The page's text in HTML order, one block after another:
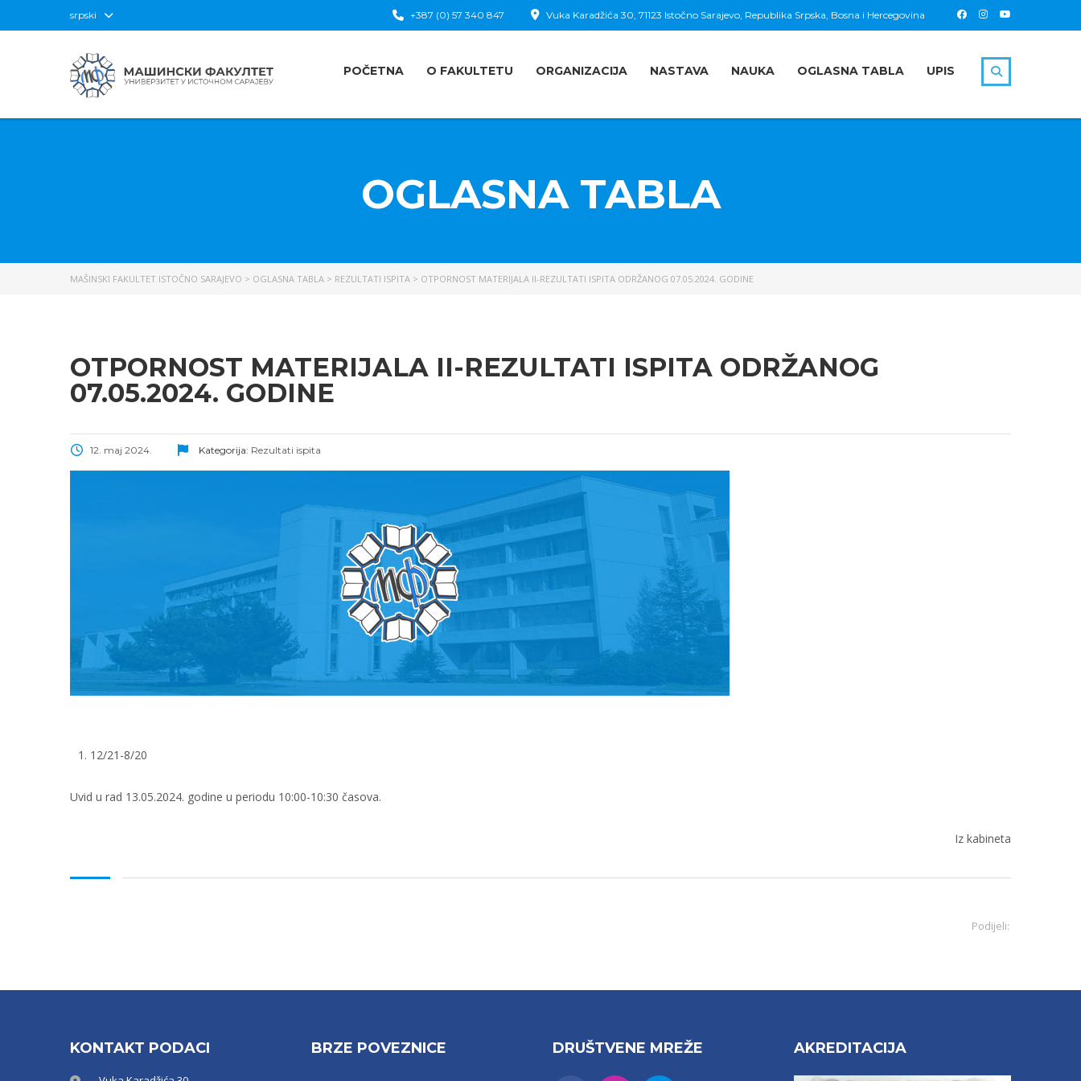
srpski Vuka Karadžića 30, 71123 Istočno Sarajevo, Republika Srpska, Bosna i Hercegovina
+387 (0) 57 340 847
POČETNA O FAKULTETU ORGANIZACIJA NASTAVA NAUKA OGLASNA TABLA UPIS
OGLASNA TABLA
MAŠINSKI FAKULTET ISTOČNO SARAJEVO > OGLASNA TABLA > REZULTATI ISPITA > OTPORNOST MATERIJALA II-REZULTATI ISPITA ODRŽANOG 07.05.2024. GODINE
OTPORNOST MATERIJALA II-REZULTATI ISPITA ODRŽANOG
07.05.2024. GODINE
12. maj 2024. Kategorija: Rezultati ispita
12/21-8/20
Uvid u rad 13.05.2024. godine u periodu 10:00-10:30 časova.
Iz kabineta
Podijeli:
KONTAKT PODACI BRZE POVEZNICE DRUŠTVENE MREŽE AKREDITACIJA